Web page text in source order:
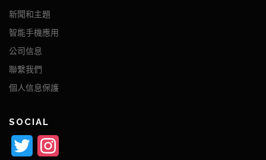
新聞和主題
智能手機應用
公司信息
聯繫我們
個人信息保護
SOCIAL
Twitter